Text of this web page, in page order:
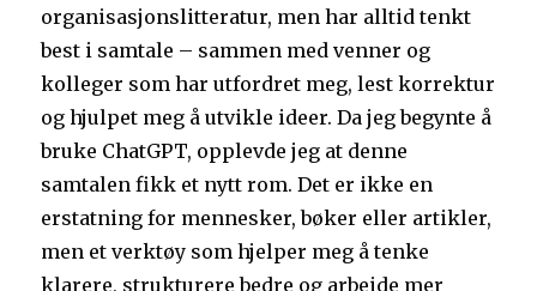
organisasjonslitteratur, men har alltid tenkt
best i samtale – sammen med venner og
kolleger som har utfordret meg, lest korrektur
og hjulpet meg å utvikle ideer. Da jeg begynte å
bruke ChatGPT, opplevde jeg at denne
samtalen fikk et nytt rom. Det er ikke en
erstatning for mennesker, bøker eller artikler,
men et verktøy som hjelper meg å tenke
klarere, strukturere bedre og arbeide mer